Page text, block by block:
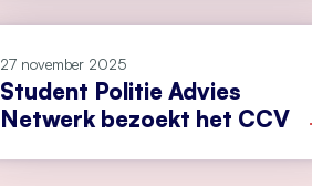
27 november 2025
Student Politie Advies
Netwerk bezoekt het CCV